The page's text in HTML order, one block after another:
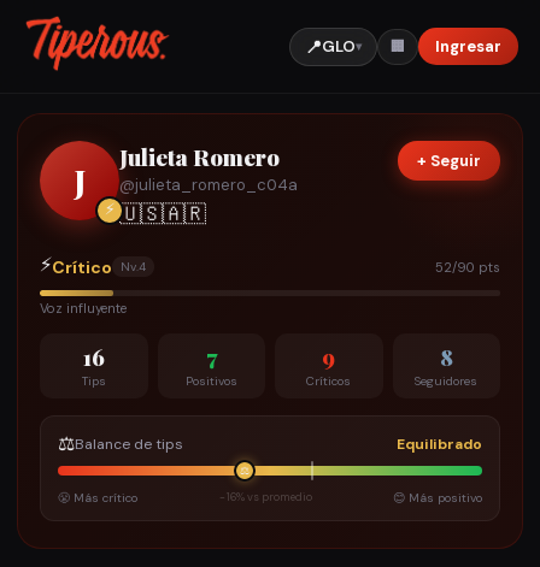
📍GLO▾ 🏢 Ingresar
J
⚡
Julieta Romero
@julieta_romero_c04a
🇺🇸🇦🇷
+ Seguir
⚡Crítico Nv.4 52/90 pts
Voz influyente
16
Tips
7
Positivos
9
Críticos
8
Seguidores
⚖️Balance de tips Equilibrado
⚖️
😤 Más crítico -16% vs promedio 😊 Más positivo